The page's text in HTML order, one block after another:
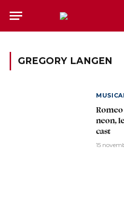
GREGORY LANGEN
neon,
cast
15